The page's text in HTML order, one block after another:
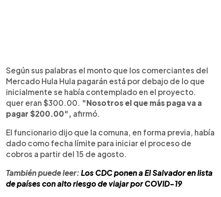
Según sus palabras el monto que los comerciantes del
Mercado Hula Hula pagarán está por debajo de lo que
inicialmente se había contemplado en el proyecto.
quer eran $300.00. "Nosotros el que más paga va a
pagar $200.00", afirmó.
El funcionario dijo que la comuna, en forma previa, había
dado como fecha límite para iniciar el proceso de
cobros a partir del 15 de agosto.
También puede leer: Los CDC ponen a El Salvador en lista
de países con alto riesgo de viajar por COVID-19